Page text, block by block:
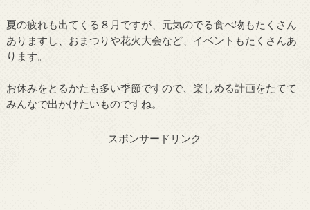
夏の疲れも出てくる８月ですが、元気のでる食べ物もたくさん
ありますし、おまつりや花火大会など、イベントもたくさんあ
ります。
お休みをとるかたも多い季節ですので、楽しめる計画をたてて
みんなで出かけたいものですね。
スポンサードリンク